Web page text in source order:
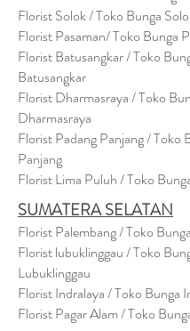
Florist Solok / Toko Bunga
Florist Pasaman/ Toko Bunga
Florist Batusangkar / Toko
Batusangkar
Florist Dharmasraya / Toko
Dharmasraya
Florist Padang Panjang / Toko
Panjang
Florist Lima Puluh / Toko
SUMATERA SELATAN
Florist Palembang / Toko
Florist lubuklinggau / Toko
Lubuklinggau
Florist Indralaya / Toko Bunga
Florist Pagar Alam / Toko